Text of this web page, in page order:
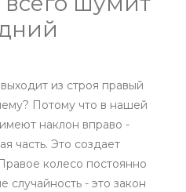
из строя правый
Потому что в нашей
наклон вправо -
часть. Это создает
колесо постоянно
случайность - это закон